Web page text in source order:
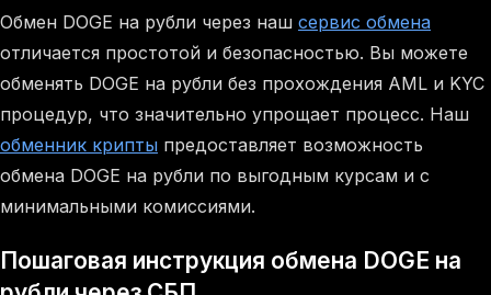
Обмен DOGE на рубли через наш сервис обмена
отличается простотой и безопасностью. Вы можете
обменять DOGE на рубли без прохождения AML и KYC
процедур, что значительно упрощает процесс. Наш
обменник крипты предоставляет возможность
обмена DOGE на рубли по выгодным курсам и с
минимальными комиссиями.
Пошаговая инструкция обмена DOGE на